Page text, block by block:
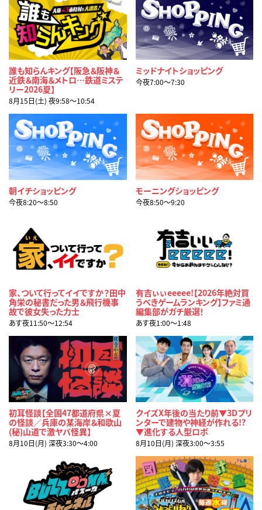
誰も知らんキング【阪急＆阪神＆
近鉄＆南海＆メトロ…鉄道ミステ
リー2026夏】
8月15日(土) 夜9:58〜10:54
ミッドナイトショッピング
今夜7:00〜7:30
朝イチショッピング
今夜8:20〜8:50
モーニングショッピング
今夜8:50〜9:20
家、ついて行ってイイですか？田中
角栄の秘書だった男＆飛行機事
故で彼女失った力士
あす夜11:50〜12:54
有吉ぃぃeeeee!【2026年絶対買
うべきゲームランキング】ファミ通
編集部がガチ厳選！
あす夜1:00〜1:48
初耳怪談【全国47都道府県×夏
の怪談／兵庫の某海岸＆和歌山
(秘)山道で激ヤバ怪異】
8月10日(月) 深夜3:30〜4:00
クイズX年後の当たり前▼3Dプリ
ンターで建物や神経が作れる!?
▼進化する人型ロボ
8月10日(月) 深夜3:00〜3:55